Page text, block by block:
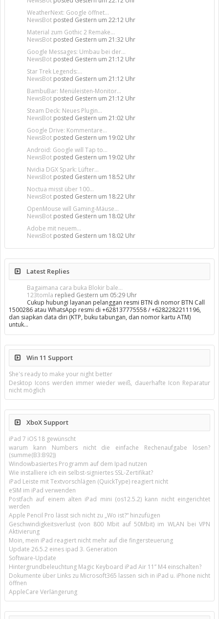
WeatherNext: Google öffnet...
NewsBot posted Gestern um 22:12 Uhr
Material zum Gothic 2 Remake...
NewsBot posted Gestern um 21:32 Uhr
Google Messages: Umbau bei der...
NewsBot posted Gestern um 21:12 Uhr
Star Trek Legends:...
NewsBot posted Gestern um 21:12 Uhr
BambuBar: Menüleisten-Monitor...
NewsBot posted Gestern um 21:12 Uhr
Steam Deck: Neues Plugin...
NewsBot posted Gestern um 21:02 Uhr
Google Drive: Kommentare...
NewsBot posted Gestern um 19:02 Uhr
Android: Google will Tap to...
NewsBot posted Gestern um 19:02 Uhr
Nvidia DGX Spark: Lüfter...
NewsBot posted Gestern um 18:52 Uhr
Noctua misst über 100...
NewsBot posted Gestern um 18:22 Uhr
OpenMouse will Gaming-Mäuse...
NewsBot posted Gestern um 18:02 Uhr
Adobe mit neuem...
NewsBot posted Gestern um 18:02 Uhr
Latest Replies
Bagaimana cara buka Blokir bale...
123tomla replied Gestern um 05:29 Uhr
Cukup hubungi layanan pelanggan resmi BTN di nomor BTN Call
1500286 atau WhatsApp resmi di +628137775558 / +6282282211196,
dan siapkan data diri (KTP, buku tabungan, dan nomor kartu ATM)
untuk…
Win 11 Support
She's ready to make your night better
Desktop Icons werden immer wieder weiß, dauerhafte Icon Reparatur
nicht möglich
XboX Support
iPad 7 iOS 18 gewünscht
warum kann Numbers nicht die einfache Rechenaufgabe lösen?
(summe(B3:B92))
Windowbasiertes Programm auf dem Ipad nutzen
Wie installiere ich ein selbst-signiertes SSL-Zertifikat?
iPad Leiste mit Textvorschlägen (QuickType) reagiert nicht
eSIM im iPad verwenden
Postfach auf einem alten iPad mini (os12.5.2) kann nicht eingerichtet
werden
Apple Pencil Pro lässt sich nicht zu „Wo ist?“ hinzufügen
Geschwindigkeitsverlust (von 800 Mbit auf 50Mbit) im WLAN bei VPN
Aktivierung
Moin, mein iPad reagiert nicht mehr auf die fingersteuerung
Update 26.5.2 eines ipad 3. Generation
Software-Update
Hintergrundbeleuchtung Magic Keyboard iPad Air 11’’ M4 einschalten?
Dokumente über Links zu Microsoft365 lassen sich in iPad u. iPhone nicht
öffnen
AppleCare Verlängerung